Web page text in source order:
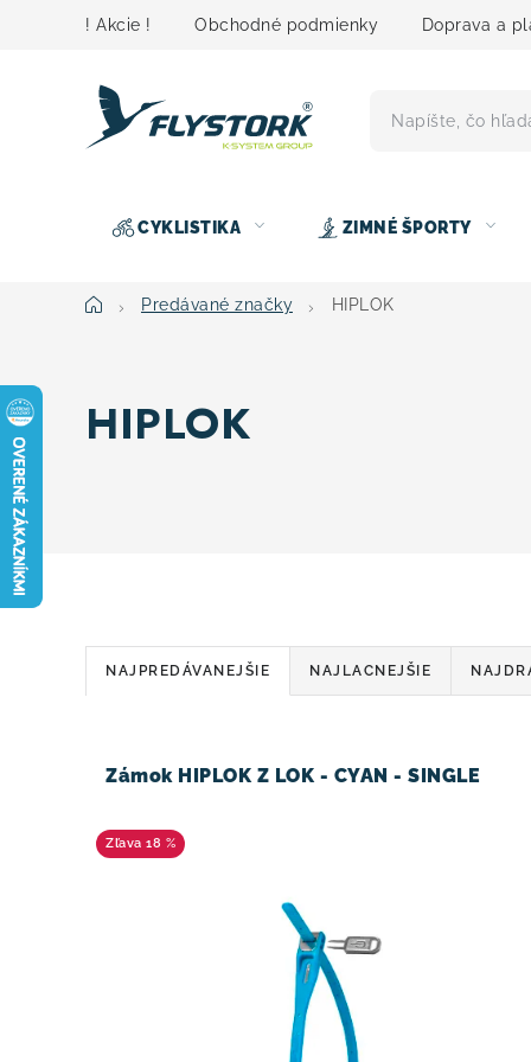
! Akcie ! Obchodné podmienky Doprava a
CYKLISTIKA ZIMNÉ ŠPORTY
DomovPredávané značky HIPLOK
HIPLOK
R
a
d
n
NAJPREDÁVANEJŠIE NAJLACNEJŠIE
p
Zámok HIPLOK Z LOK - CYAN - SINGLE
18 %